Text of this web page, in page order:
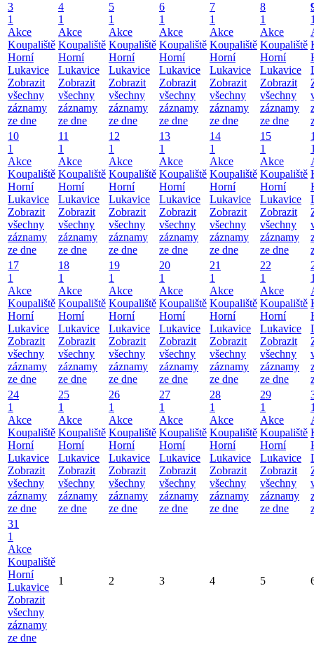
3
1
Akce
Koupaliště
Horní
Lukavice
Zobrazit
všechny
záznamy
ze dne
4
1
Akce
Koupaliště
Horní
Lukavice
Zobrazit
všechny
záznamy
ze dne
5
1
Akce
Koupaliště
Horní
Lukavice
Zobrazit
všechny
záznamy
ze dne
6
1
Akce
Koupaliště
Horní
Lukavice
Zobrazit
všechny
záznamy
ze dne
7
1
Akce
Koupaliště
Horní
Lukavice
Zobrazit
všechny
záznamy
ze dne
8
1
Akce
Koupaliště
Horní
Lukavice
Zobrazit
všechny
záznamy
ze dne
10
1
Akce
Koupaliště
Horní
Lukavice
Zobrazit
všechny
záznamy
ze dne
11
1
Akce
Koupaliště
Horní
Lukavice
Zobrazit
všechny
záznamy
ze dne
12
1
Akce
Koupaliště
Horní
Lukavice
Zobrazit
všechny
záznamy
ze dne
13
1
Akce
Koupaliště
Horní
Lukavice
Zobrazit
všechny
záznamy
ze dne
14
1
Akce
Koupaliště
Horní
Lukavice
Zobrazit
všechny
záznamy
ze dne
15
1
Akce
Koupaliště
Horní
Lukavice
Zobrazit
všechny
záznamy
ze dne
17
1
Akce
Koupaliště
Horní
Lukavice
Zobrazit
všechny
záznamy
ze dne
18
1
Akce
Koupaliště
Horní
Lukavice
Zobrazit
všechny
záznamy
ze dne
19
1
Akce
Koupaliště
Horní
Lukavice
Zobrazit
všechny
záznamy
ze dne
20
1
Akce
Koupaliště
Horní
Lukavice
Zobrazit
všechny
záznamy
ze dne
21
1
Akce
Koupaliště
Horní
Lukavice
Zobrazit
všechny
záznamy
ze dne
22
1
Akce
Koupaliště
Horní
Lukavice
Zobrazit
všechny
záznamy
ze dne
24
1
Akce
Koupaliště
Horní
Lukavice
Zobrazit
všechny
záznamy
ze dne
25
1
Akce
Koupaliště
Horní
Lukavice
Zobrazit
všechny
záznamy
ze dne
26
1
Akce
Koupaliště
Horní
Lukavice
Zobrazit
všechny
záznamy
ze dne
27
1
Akce
Koupaliště
Horní
Lukavice
Zobrazit
všechny
záznamy
ze dne
28
1
Akce
Koupaliště
Horní
Lukavice
Zobrazit
všechny
záznamy
ze dne
29
1
Akce
Koupaliště
Horní
Lukavice
Zobrazit
všechny
záznamy
ze dne
31
1
Akce
Koupaliště
Horní
Lukavice
Zobrazit
všechny
záznamy
ze dne
1 2 3 4 5